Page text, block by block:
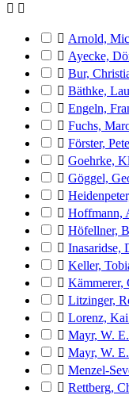
 
 Arnold,
 Ayecke,
 Bur,
 Bäthke,
 Engeln,
 Fuchs,
 Förster,
 Goehrke,
 Göggel,

 Hoffmann,
 Höfellner,
 Inasaridse,
 Keller,
 Kämmerer,
 Litzinger,
 Lorenz, Kai
 Mayr, W. E.
 Mayr, W.
 Menzel-
 Rettberg,